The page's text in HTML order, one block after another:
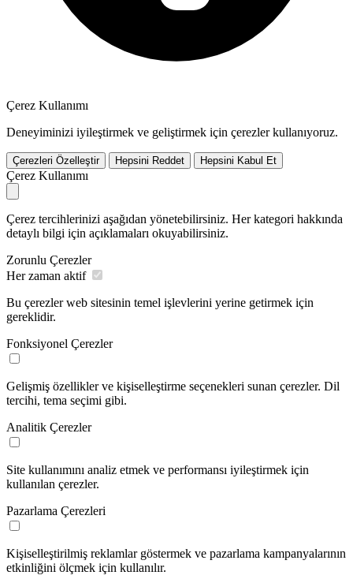
Çerez Kullanımı
Deneyiminizi iyileştirmek ve geliştirmek için çerezler kullanıyoruz.
Çerezleri Özelleştir Hepsini Reddet Hepsini Kabul Et
Çerez Kullanımı
Çerez tercihlerinizi aşağıdan yönetebilirsiniz. Her kategori hakkında
detaylı bilgi için açıklamaları okuyabilirsiniz.
Zorunlu Çerezler
Her zaman aktif
Bu çerezler web sitesinin temel işlevlerini yerine getirmek için
gereklidir.
Fonksiyonel Çerezler
Gelişmiş özellikler ve kişiselleştirme seçenekleri sunan çerezler. Dil
tercihi, tema seçimi gibi.
Analitik Çerezler
Site kullanımını analiz etmek ve performansı iyileştirmek için
kullanılan çerezler.
Pazarlama Çerezleri
Kişiselleştirilmiş reklamlar göstermek ve pazarlama kampanyalarının
etkinliğini ölçmek için kullanılır.